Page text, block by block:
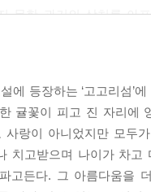
. 할망을 꼭 닮았으니까.
로 간다’는 말이 있다. 복
들어가는 무한대의 바다
되지 않겠니?
못한 과거의 상처를 아
힘을 쓰고 싶은 마음이라
무진 열세 살 초등학생
에서 시작된다. 이영초
상황을 되돌리기에는
에 등장하는 ‘고고리섬’
귤꽃이 피고 진 자리
랑이 아니었지만 모두
치고받으며 나이가 차
파고든다. 그 아름다움